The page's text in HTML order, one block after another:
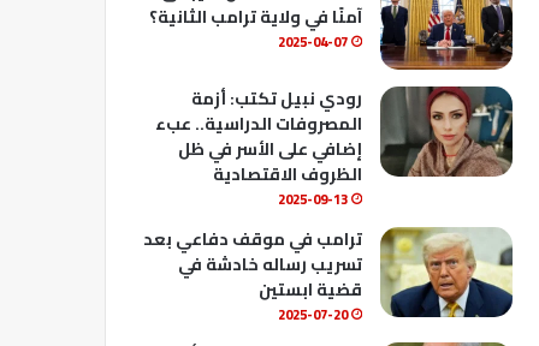
b
e
آمنًا في ولاية ترامب الثانية؟
2025-04-07
رودي نبيل تكتب: أزمة
المصروفات الدراسية.. عبء
إضافي على الأسر في ظل
الظروف الاقتصادية
2025-09-13
ترامب في موقف دفاعي بعد
تسريب رساله خادشة في
قضية ابستين
2025-07-20